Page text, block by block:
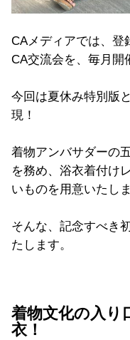
CAメディアでは、登
CA交流会を、毎月開
今回は夏休み特別版
現！
着物アンバサダーの
を務め、浴衣着付け
いものを用意いたしま
そんな、記念すべき
たします。
着物文化の入り
衣！